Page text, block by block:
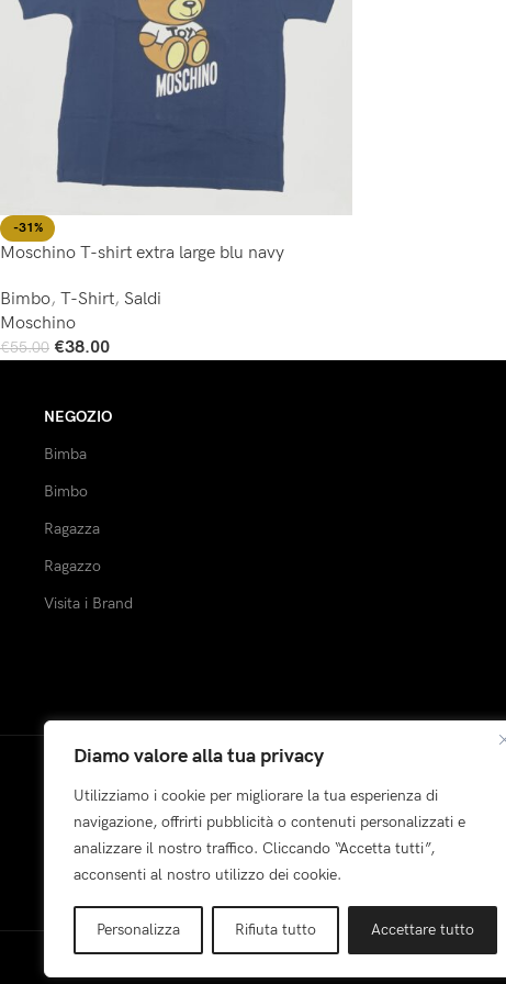
Diamo valore alla tua privacy
Utilizziamo i cookie per migliorare la tua esperienza di
navigazione, offrirti pubblicità o contenuti personalizzati e
analizzare il nostro traffico. Cliccando “Accetta tutti”,
acconsenti al nostro utilizzo dei cookie.
Personalizza Rifiuta tutto Accettare tutto
-31%
Moschino T-shirt extra large blu navy
Bimbo, T-Shirt, Saldi
Moschino
€55.00 €38.00
NEGOZIO
Bimba
Bimbo
Ragazza
Ragazzo
Visita i Brand
Pagamenti: